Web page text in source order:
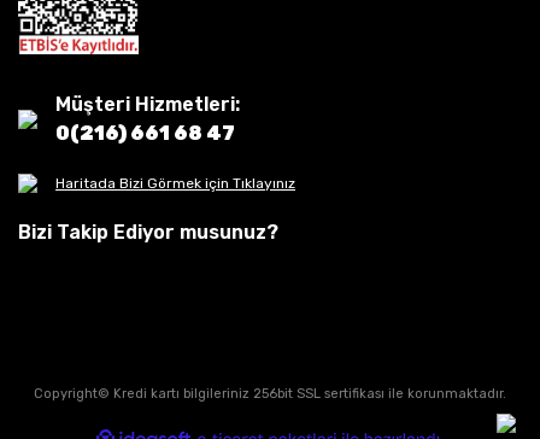
Müşteri Hizmetleri:
0(216) 661 68 47
Haritada Bizi Görmek için Tıklayınız
Bizi Takip Ediyor musunuz?
Copyright© Kredi kartı bilgileriniz 256bit SSL sertifikası ile korunmaktadır.